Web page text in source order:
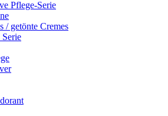
Pflege-Serie
/ getönte Cremes